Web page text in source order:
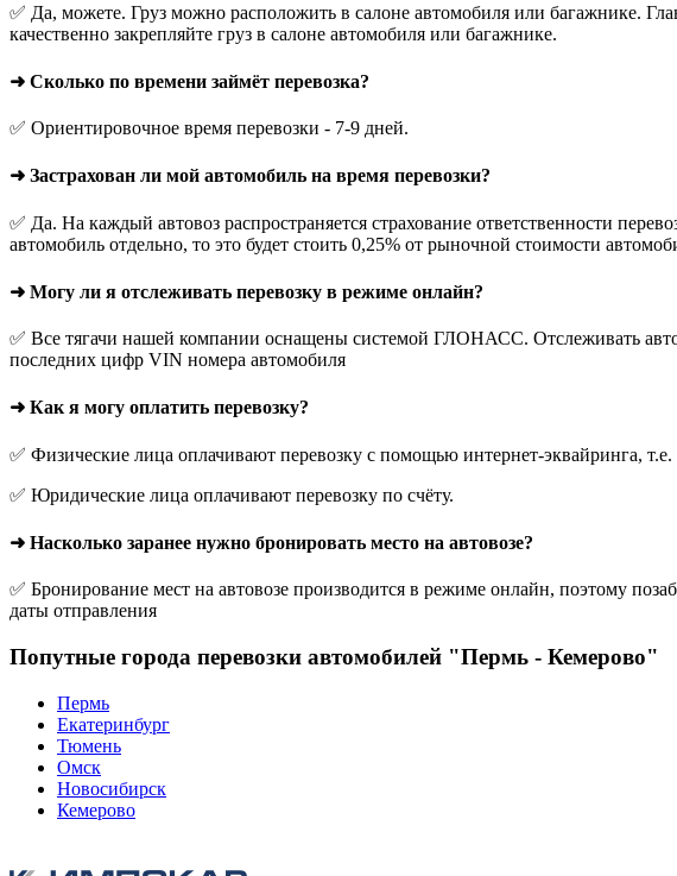
✅ Да, можете. Груз можно расположить в салоне автомобиля или багажнике.
качественно закрепляйте груз в салоне автомобиля или багажнике.
➜ Сколько по времени займёт перевозка?
✅ Ориентировочное время перевозки - 7-9 дней.
➜ Застрахован ли мой автомобиль на время перевозки?
✅ Да. На каждый автовоз распространяется страхование ответственности
автомобиль отдельно, то это будет стоить 0,25% от рыночной стоимости
➜ Могу ли я отслеживать перевозку в режиме онлайн?
✅ Все тягачи нашей компании оснащены системой ГЛОНАСС. Отслеживать
последних цифр VIN номера автомобиля
➜ Как я могу оплатить перевозку?
✅ Физические лица оплачивают перевозку с помощью интернет-эквайринга,
✅ Юридические лица оплачивают перевозку по счёту.
➜ Насколько заранее нужно бронировать место на автовозе?
✅ Бронирование мест на автовозе производится в режиме онлайн, поэтому
даты отправления
Попутные города перевозки автомобилей "Пермь - Кемерово"
Пермь
Екатеринбург
Тюмень
Омск
Новосибирск
Кемерово